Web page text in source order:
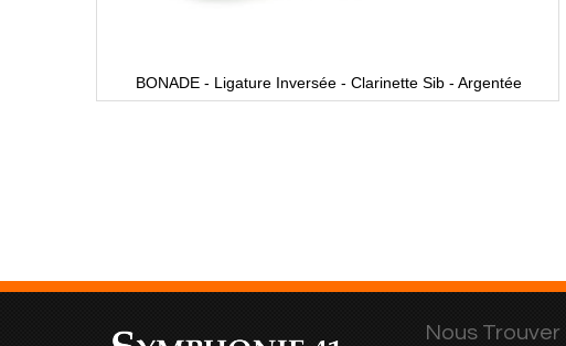
BONADE - Ligature Inversée - Clarinette Sib - Argentée
Nous Trouver